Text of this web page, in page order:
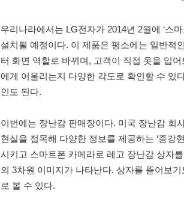
우리나라에서는 LG전자가 2014년 2월에 ‘스
설치될 예정이다. 이 제품은 평소에는 일반적
터 화면 역할로 바뀌며, 고객이 직접 옷을 입
에게 어울리는지 다양한 각도로 확인할 수 있
인도 된다.
이번에는 장난감 판매장이다. 미국 장난감 회
현실을 접목해 다양한 정보를 제공하는 ‘증강
시키고 스마트폰 카메라로 레고 장난감 상자
의 3차원 이미지가 나타난다. 상자를 뜯어보
로 볼 수 있다.